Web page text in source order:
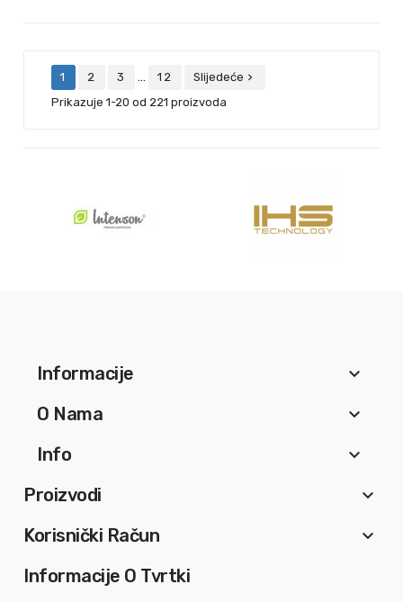
1 2 3 … 12 Slijedeće 
Prikazuje 1-20 od 221 proizvoda
Informacije
keyboard_arrow_down
O Nama
keyboard_arrow_down
Info
keyboard_arrow_down
Proizvodi
keyboard_arrow_down
Korisnički Račun
keyboard_arrow_down
Informacije O Tvrtki